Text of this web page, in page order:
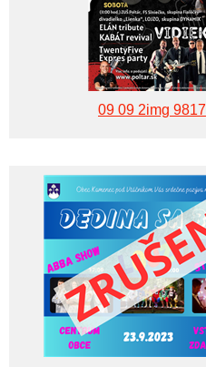
09 09 2img 9817